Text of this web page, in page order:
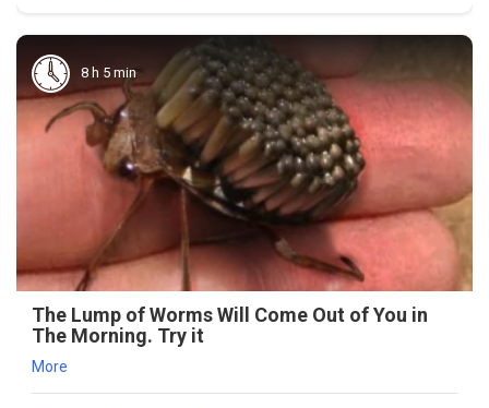
8 h 5 min
The Lump of Worms Will Come Out of You in
The Morning. Try it
More